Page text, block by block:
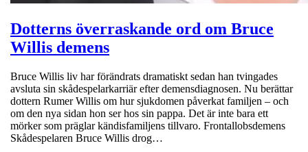
Dotterns överraskande ord om Bruce
Willis demens
Bruce Willis liv har förändrats dramatiskt sedan han tvingades
avsluta sin skådespelarkarriär efter demensdiagnosen. Nu berättar
dottern Rumer Willis om hur sjukdomen påverkat familjen – och
om den nya sidan hon ser hos sin pappa. Det är inte bara ett
mörker som präglar kändisfamiljens tillvaro. Frontallobsdemens
Skådespelaren Bruce Willis drog…